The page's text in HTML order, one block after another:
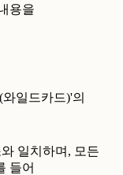
용을
일드카드)'의
일치하며, 모든
들어